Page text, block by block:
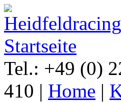
Tel.: +49 (0)
410 | Home |